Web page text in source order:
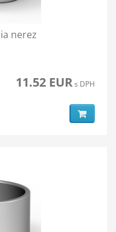
nerez
11.52 EURs DPH